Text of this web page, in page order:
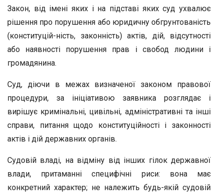
Закон, від імені яких і на підставі яких суд ухвалює
рішення про порушення або юридичну обгрунтованість
(конституцій-ність, законність) актів, дій, відсутності
або наявності порушення прав і свобод людини і
громадянина.
Суд, діючи в межах визначеної законом правової
процедури, за ініціативою заявника розглядає і
вирішує кримінальні, цивільні, адміністративні та інші
справи, питання щодо конституційності і законності
актів і дій державних органів.
Судовій владі, на відміну від інших гілок державної
влади, притаманні специфічні риси: вона має
конкретний характер; не належить будь-якій судовій